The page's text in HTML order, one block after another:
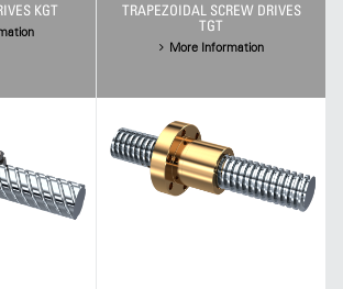
KGT
TRAPEZOIDAL SCREW DRIVES
TGT
More Information